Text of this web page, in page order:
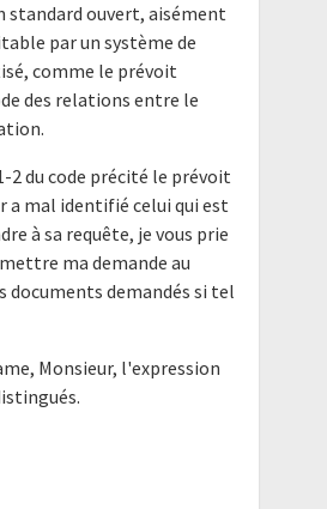
standard ouvert, aisément
par un système de
comme le prévoit
des relations entre le
2 du code précité le prévoit
a mal identifié celui qui est
à sa requête, je vous prie
ma demande au
documents demandés si tel
Monsieur, l'expression